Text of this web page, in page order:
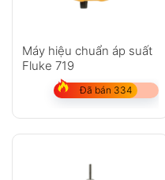
Máy hiệu chuẩn áp suất
Fluke 719
Đã bán 334